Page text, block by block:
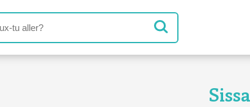
Sissa